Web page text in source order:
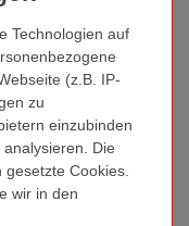
lange Lebensdauer
Ihrer wichtigen Daten
von 50 GB pro Disc
und zuverlässig
Ihnen die
eine langfristige
Technologien auf
(z.B. IP-
zu
einzubinden
Die
Cookies.
wir in den